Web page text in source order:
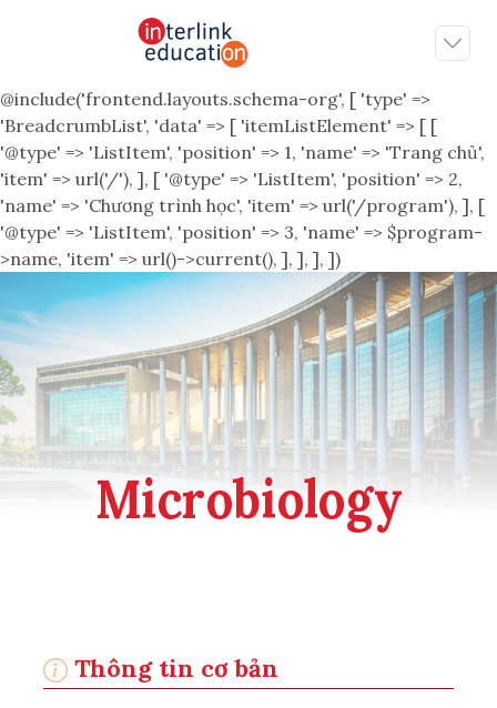
@include('frontend.layouts.schema-org', [ 'type' =>
'BreadcrumbList', 'data' => [ 'itemListElement' => [ [
'@type' => 'ListItem', 'position' => 1, 'name' => 'Trang chủ',
'item' => url('/'), ], [ '@type' => 'ListItem', 'position' => 2,
'name' => 'Chương trình học', 'item' => url('/program'), ], [
'@type' => 'ListItem', 'position' => 3, 'name' => $program-
>name, 'item' => url()->current(), ], ], ], ])
Microbiology
Thông tin cơ bản